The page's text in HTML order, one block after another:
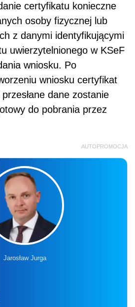
certyfikatu konieczne
osoby fizycznej lub
z danymi identyfikującymi
uwierzytelnionego w KSeF
wniosku. Po
wniosku certyfikat
dane zostanie
do pobrania przez
AUTOPROMOCJA
Jarosław Jurga